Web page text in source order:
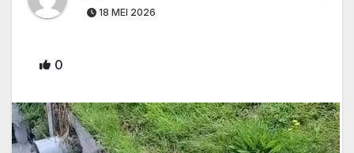
18 MEI 2026
0